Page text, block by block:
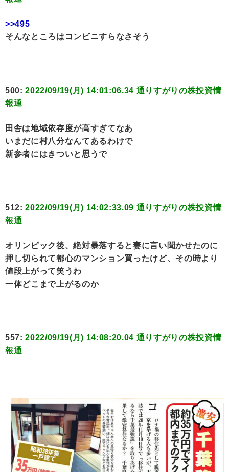
>>495
そんなところはコンビニすらなさそう
500:2022/09/19(月) 14:01:06.34 通りすがりの株投資情
報通
田舎は地域依存度が高すぎてなあ
いまだに村八分なんてあるわけで
新参者にはきついと思うで
512:2022/09/19(月) 14:02:33.09 通りすがりの株投資情
報通
オリンピック後、絶対暴落すると妻に言い聞かせたのに
押し切られて都心のマンション買ったけど、その時より
値段上がって笑うわ
一体どこまで上がるのか
557:2022/09/19(月) 14:08:20.04 通りすがりの株投資情
報通